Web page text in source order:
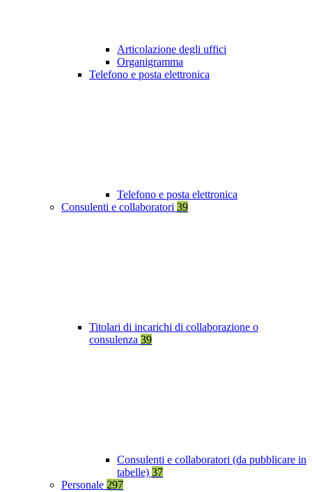
Articolazione degli uffici
Organigramma
Telefono e posta elettronica
Telefono e posta elettronica
Consulenti e collaboratori 39
Titolari di incarichi di collaborazione o
consulenza 39
Consulenti e collaboratori (da pubblicare in
tabelle) 37
Personale 297